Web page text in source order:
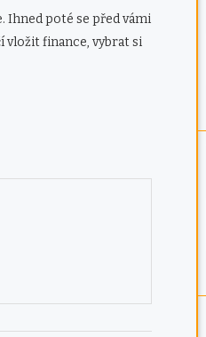
Ihned poté se před vámi
vložit finance, vybrat si